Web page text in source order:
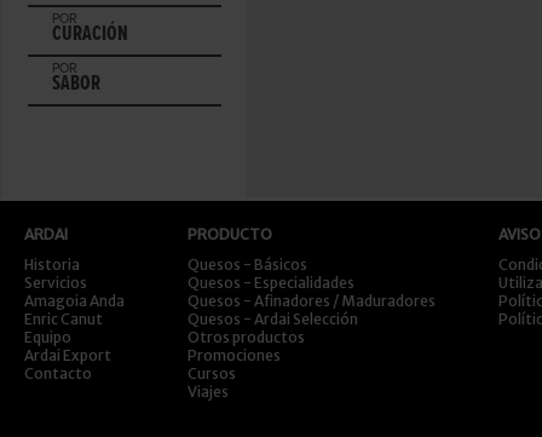
POR
CURACIÓN
POR
SABOR
ARDAI
Historia
Servicios
Amagoia Anda
Enric Canut
Equipo
Ardai Export
Contacto
PRODUCTO
Quesos - Básicos
Quesos - Especialidades
Quesos - Afinadores / Maduradores
Quesos - Ardai Selección
Otros productos
Promociones
Cursos
Viajes